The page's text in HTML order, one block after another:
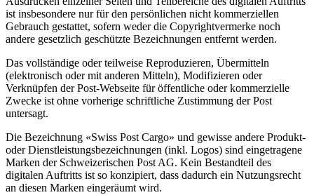
ist insbesondere nur für den persönlichen nicht kommerziellen
Gebrauch gestattet, sofern weder die Copyrightvermerke noch
andere gesetzlich geschützte Bezeichnungen entfernt werden.
Das vollständige oder teilweise Reproduzieren, Übermitteln
(elektronisch oder mit anderen Mitteln), Modifizieren oder
Verknüpfen der Post-Webseite für öffentliche oder kommerzielle
Zwecke ist ohne vorherige schriftliche Zustimmung der Post
untersagt.
Die Bezeichnung «Swiss Post Cargo» und gewisse andere Produkt-
oder Dienstleistungsbezeichnungen (inkl. Logos) sind eingetragene
Marken der Schweizerischen Post AG. Kein Bestandteil des
digitalen Auftritts ist so konzipiert, dass dadurch ein Nutzungsrecht
an diesen Marken eingeräumt wird.